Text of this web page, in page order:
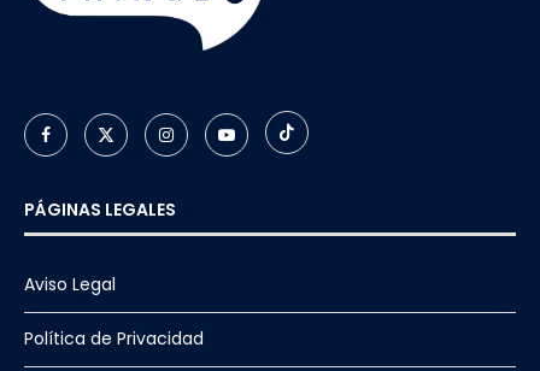
PÁGINAS LEGALES
Aviso Legal
Política de Privacidad